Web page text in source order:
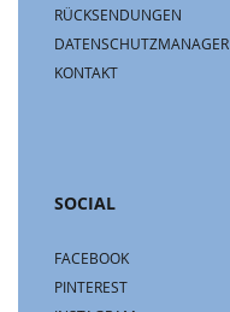
RÜCKSENDUNGEN
DATENSCHUTZMANAGER
KONTAKT
SOCIAL
FACEBOOK
PINTEREST